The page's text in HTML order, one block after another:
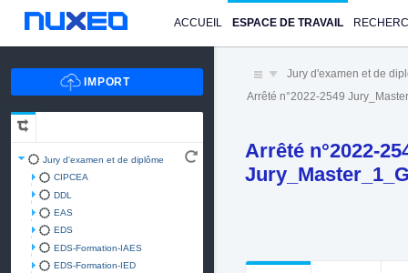
ACCUEIL ESPACE DE TRAVAIL
Jury d'examen et de diplôme
CIPCEA
DDL
EAS
EDS
EDS-Formation-IAES
EDS-Formation-IED
Jury d'examen et de
Arrêté n°2022-2549
Arrêté n°2022-